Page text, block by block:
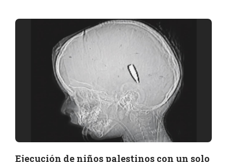
Ejecución de niños palestinos con un solo